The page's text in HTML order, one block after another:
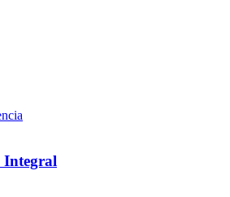
Integral